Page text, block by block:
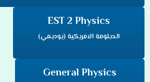
EST 2 Physics
الدبلومة الامريكية (يوديمي)
General Physics